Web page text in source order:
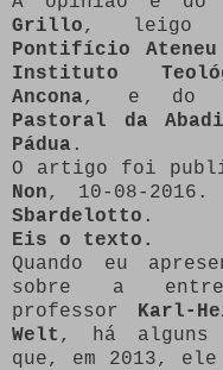
Grillo, leigo
Pontifício Ateneu
Instituto
Ancona, e do
Pastoral da
Pádua .
O artigo foi
Non, 10-08-
Sbardelotto .
Eis o texto.
Quando eu
sobre a
professor Karl-
Welt , há alguns
que, em 2013,